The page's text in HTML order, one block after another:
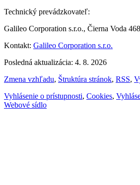
Technický prevádzkovateľ:
Galileo Corporation s.r.o., Čierna Voda
Kontakt: Galileo Corporation s.r.o.
Posledná aktualizácia: 4. 8. 2026
Zmena vzhľadu, Štruktúra stránok, RSS,
Vyhlásenie o prístupnosti, Cookies,
Webové sídlo